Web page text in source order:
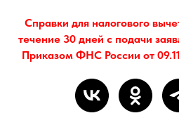
Справки для налогового
течение 30 дней с подачи
Приказом ФНС России от